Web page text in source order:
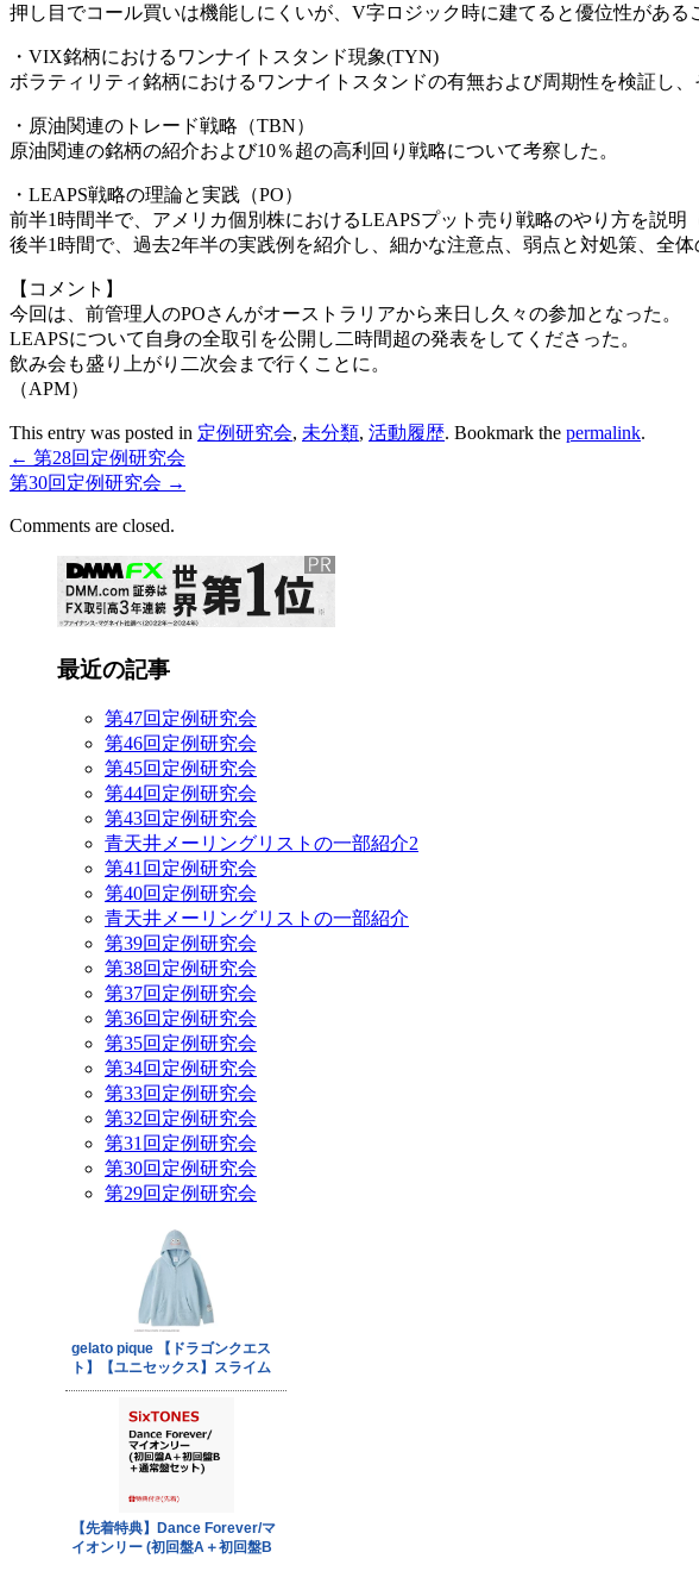
押し目でコール買いは機能しにくいが、V字ロジック時に建てると優位性がある
・VIX銘柄におけるワンナイトスタンド現象(TYN)
ボラティリティ銘柄におけるワンナイトスタンドの有無および周期性を検証し
・原油関連のトレード戦略（TBN）
原油関連の銘柄の紹介および10％超の高利回り戦略について考察した。
・LEAPS戦略の理論と実践（PO）
前半1時間半で、アメリカ個別株におけるLEAPSプット売り戦略のやり方を説
後半1時間で、過去2年半の実践例を紹介し、細かな注意点、弱点と対処策、全体
【コメント】
今回は、前管理人のPOさんがオーストラリアから来日し久々の参加となった。
LEAPSについて自身の全取引を公開し二時間超の発表をしてくださった。
飲み会も盛り上がり二次会まで行くことに。
（APM）
This entry was posted in 定例研究会, 未分類, 活動履歴. Bookmark the permalink.
← 第28回定例研究会
第30回定例研究会 →
Comments are closed.
最近の記事
第47回定例研究会
第46回定例研究会
第45回定例研究会
第44回定例研究会
第43回定例研究会
青天井メーリングリストの一部紹介2
第41回定例研究会
第40回定例研究会
青天井メーリングリストの一部紹介
第39回定例研究会
第38回定例研究会
第37回定例研究会
第36回定例研究会
第35回定例研究会
第34回定例研究会
第33回定例研究会
第32回定例研究会
第31回定例研究会
第30回定例研究会
第29回定例研究会